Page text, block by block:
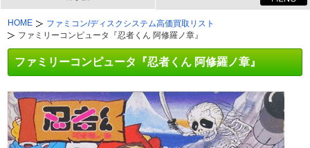
HOME
ファミコン/ディスクシステム高価買取リスト
ファミリーコンピュータ『忍者くん 阿修羅ノ章』
ファミリーコンピュータ『忍者くん 阿修羅ノ章』